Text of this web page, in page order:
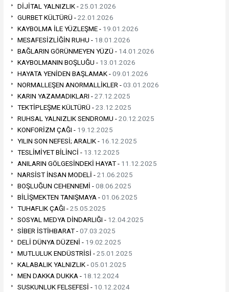
DİJİTAL YALNIZLIK -25.01.2026
GURBET KÜLTÜRÜ -22.01.2026
KAYBOLMA İLE YÜZLEŞME - 19.01.2026
MESAFESİZLİĞİN RUHU - 18.01.2026
BAĞLARIN GÖRÜNMEYEN YÜZÜ - 14.01.2026
KAYBOLMANIN BOŞLUĞU - 13.01.2026
HAYATA YENİDEN BAŞLAMAK -09.01.2026
NORMALLEŞEN ANORMALLİKLER -03.01.2026
KARIN YAZAMADIKLARI -27.12.2025
TEKTİPLEŞME KÜLTÜRÜ -23.12.2025
RUHSAL YALNIZLIK SENDROMU -20.12.2025
KONFORİZM ÇAĞI - 19.12.2025
YILIN SON NEFESİ; ARALIK - 16.12.2025
TESLİMİYET BİLİNCİ - 13.12.2025
ANILARIN GÖLGESİNDEKİ HAYAT - 11.12.2025
NARSİST İNSAN MODELİ -21.06.2025
BOŞLUĞUN CEHENNEMİ -08.06.2025
BİLİŞMEKTEN TANIŞMAYA -01.06.2025
TUHAFLIK ÇAĞI -25.05.2025
SOSYAL MEDYA DİNDARLIĞI - 12.04.2025
SİBER İSTİHBARAT -07.03.2025
DELİ DÜNYA DÜZENİ - 19.02.2025
MUTLULUK ENDÜSTRİSİ -25.01.2025
KALABALIK YALNIZLIK -05.01.2025
MEN DAKKA DUKKA - 18.12.2024
SUSKUNLUK FELSEFESİ - 10.12.2024